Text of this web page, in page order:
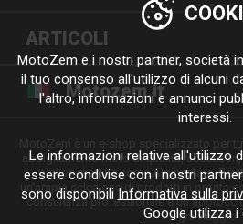
ARTICOLI
Motozem.it
abbigliamento moto di qualità,
migliori marche come Alpinestars,
un'ampia selezione di prodotti in pronta
consulenza professionale e un
ogni viaggio.
MotoZem e i nostri partner, società
il tuo consenso all'utilizzo di alcuni
l'altro, informazioni e annunci
interessi.
Le informazioni relative all'utilizzo
essere condivise con i nostri
sono disponibili Informativa sulla
Google utilizza i